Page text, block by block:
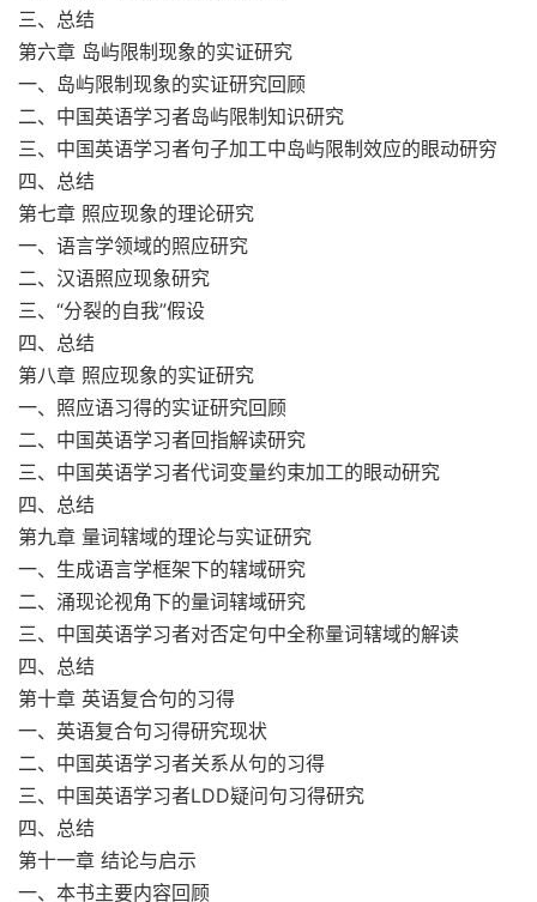
三、总结
第六章 岛屿限制现象的实证研究
一、岛屿限制现象的实证研究回顾
二、中国英语学习者岛屿限制知识研究
三、中国英语学习者句子加工中岛屿限制效应的眼动研穷
四、总结
第七章 照应现象的理论研究
一、语言学领域的照应研究
二、汉语照应现象研究
三、“分裂的自我”假设
四、总结
第八章 照应现象的实证研究
一、照应语习得的实证研究回顾
二、中国英语学习者回指解读研究
三、中国英语学习者代词变量约束加工的眼动研究
四、总结
第九章 量词辖域的理论与实证研究
一、生成语言学框架下的辖域研究
二、涌现论视角下的量词辖域研究
三、中国英语学习者对否定句中全称量词辖域的解读
四、总结
第十章 英语复合句的习得
一、英语复合句习得研究现状
二、中国英语学习者关系从句的习得
三、中国英语学习者LDD疑问句习得研究
四、总结
第十一章 结论与启示
一、本书主要内容回顾